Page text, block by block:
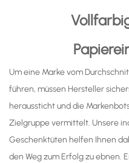
Um eine Marke vom
führen, müssen Hersteller
heraussticht und die
Zielgruppe vermittelt. Unsere
Geschenktüten helfen Ihnen
den Weg zum Erfolg zu ebnen.